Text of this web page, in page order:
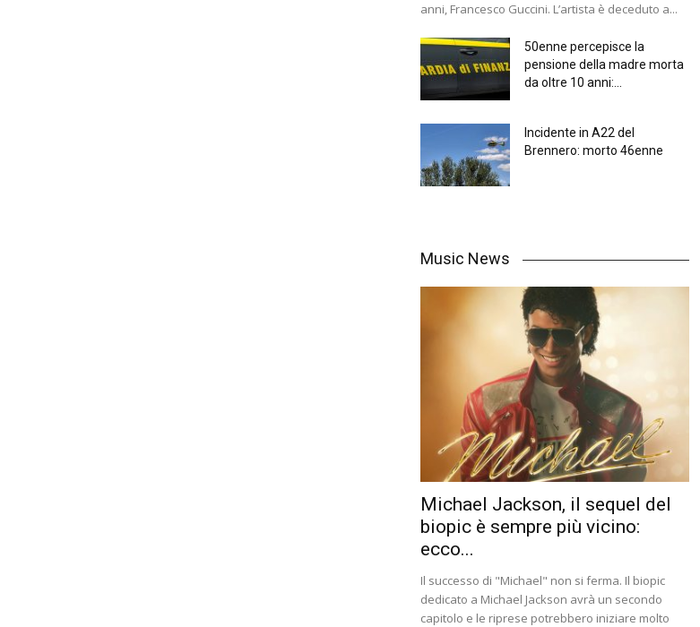
anni, Francesco Guccini. L’artista è deceduto a...
50enne percepisce la
pensione della madre morta
da oltre 10 anni:...
Incidente in A22 del
Brennero: morto 46enne
Music News
Michael Jackson, il sequel del
biopic è sempre più vicino:
ecco...
Il successo di "Michael" non si ferma. Il biopic
dedicato a Michael Jackson avrà un secondo
capitolo e le riprese potrebbero iniziare molto